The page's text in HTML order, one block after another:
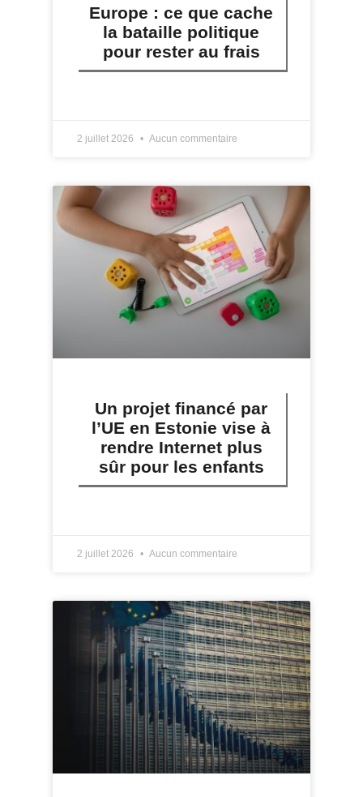
Europe : ce que cache
la bataille politique
pour rester au frais
2 juillet 2026 Aucun commentaire
Un projet financé par
l’UE en Estonie vise à
rendre Internet plus
sûr pour les enfants
2 juillet 2026 Aucun commentaire